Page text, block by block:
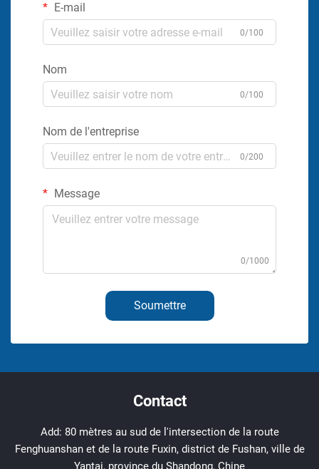
E-mail
0/100
Nom
0/100
Nom de l'entreprise
0/200
Message
0/1000
Soumettre
Contact
Add: 80 mètres au sud de l'intersection de la route
Fenghuanshan et de la route Fuxin, district de Fushan, ville de
Yantai, province du Shandong, Chine